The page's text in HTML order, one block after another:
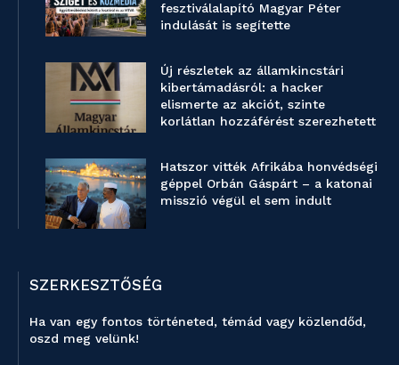
fesztiválalapító Magyar Péter
indulását is segítette
Új részletek az államkincstári
kibertámadásról: a hacker
elismerte az akciót, szinte
korlátlan hozzáférést szerezhetett
Hatszor vitték Afrikába honvédségi
géppel Orbán Gáspárt – a katonai
misszió végül el sem indult
SZERKESZTŐSÉG
Ha van egy fontos történeted, témád vagy közlendőd,
oszd meg velünk!